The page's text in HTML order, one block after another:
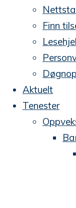
Finn
Aktuelt
Tenester